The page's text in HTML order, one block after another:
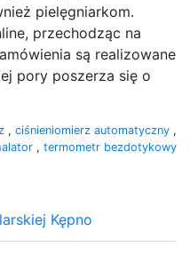
pielęgniarkom.
przechodząc na
są realizowane
pory poszerza się o
, ciśnieniomierz automatyczny ,
, termometr bezdotykowy
Kępno